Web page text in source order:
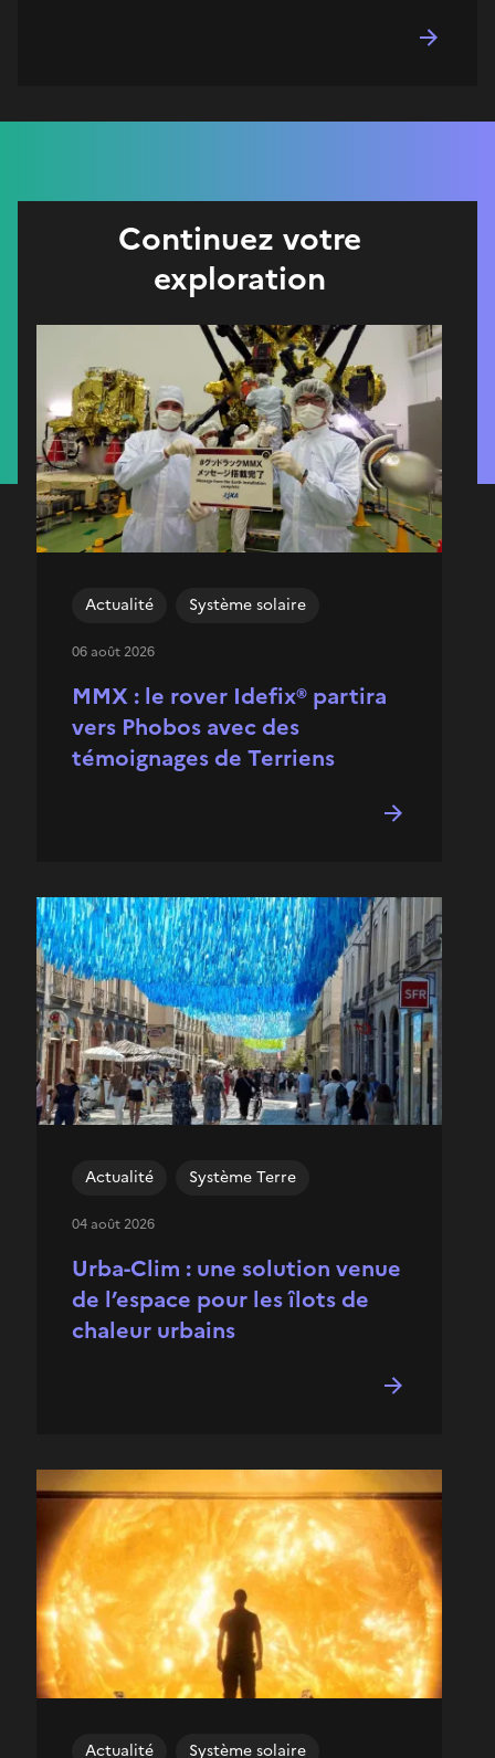
Continuez votre
exploration
MMX : le rover Idefix® partira
vers Phobos avec des
témoignages de Terriens
Actualité Système solaire
06 août 2026
Urba-Clim : une solution venue
de l’espace pour les îlots de
chaleur urbains
Actualité Système Terre
04 août 2026
Actualité Système solaire